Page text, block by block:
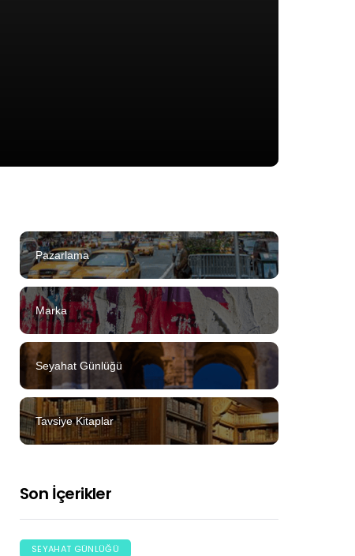
Pazarlama
Marka
Seyahat Günlüğü
Tavsiye Kitaplar
Son İçerikler
SEYAHAT GÜNLÜĞÜ